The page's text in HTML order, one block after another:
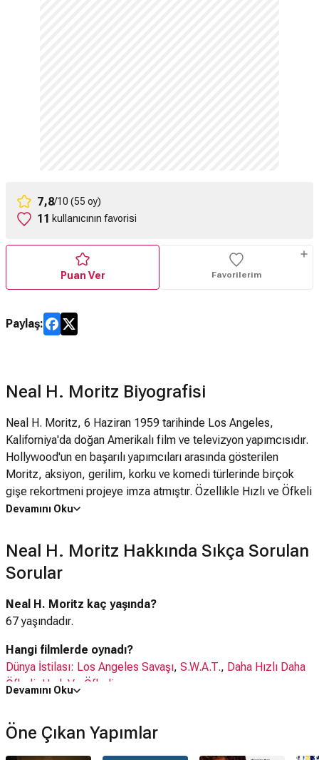
7,8/10 (55 oy)
11 kullanıcının favorisi
Puan Ver Favorilerim
Paylaş:
Neal H. Moritz Biyografisi
Neal H. Moritz, 6 Haziran 1959 tarihinde Los Angeles,
Kaliforniya'da doğan Amerikalı film ve televizyon yapımcısıdır.
Hollywood'un en başarılı yapımcıları arasında gösterilen
Moritz, aksiyon, gerilim, korku ve komedi türlerinde birçok
gişe rekortmeni projeye imza atmıştır. Özellikle Hızlı ve Öfkeli
serisinin uzun yıllar boyunca yapımcılığını üstlenmesiyle dünya
Üniversite eğitimini tamamladıktan sonra yüksek lisans
derecesini alan Moritz, kariyerine kendi yapım şirketini kurarak
yaşayan Moritz, daha sonra yapımcı David Heyman ile birlikte
Moritz-Heyman Productions şirketini kurdu. Bu dönemde
aldı.
1993 yılında kurduğu Original Film şirketi, kariyerinin dönüm
Yaptığını Biliyorum, Ne Yaptığını Hâlâ Biliyorum, Gerçek
Efsaneler, Gerçek Efsaneler 2 ve Ruhlarla Dans gibi popüler
korku ve gerilim filmlerinin yapımcılığını üstlendi. 1990'ların
Devamını Oku
Neal H. Moritz Hakkında Sıkça Sorulan
Sorular
Neal H. Moritz kaç yaşında?
67 yaşındadır.
Hangi filmlerde oynadı?
Dünya İstilası: Los Angeles Savaşı, S.W.A.T., Daha Hızlı Daha
Öfkeli Hızlı Ve Öfkeli
Dünya İstilası: Los Angeles Savaşı
Devamını Oku
Öne Çıkan Yapımlar